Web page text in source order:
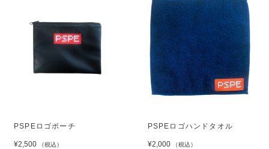
PSPEロゴポーチ
¥2,500 （税込）
PSPEロゴハンドタオル
¥2,000 （税込）